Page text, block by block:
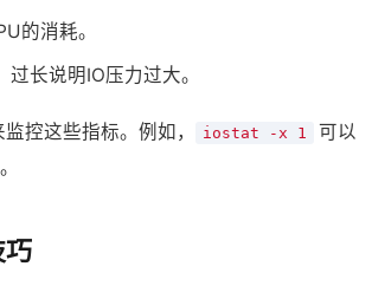
的消耗。
长说明IO压力过大。
控这些指标。例如， iostat -x 1
可以